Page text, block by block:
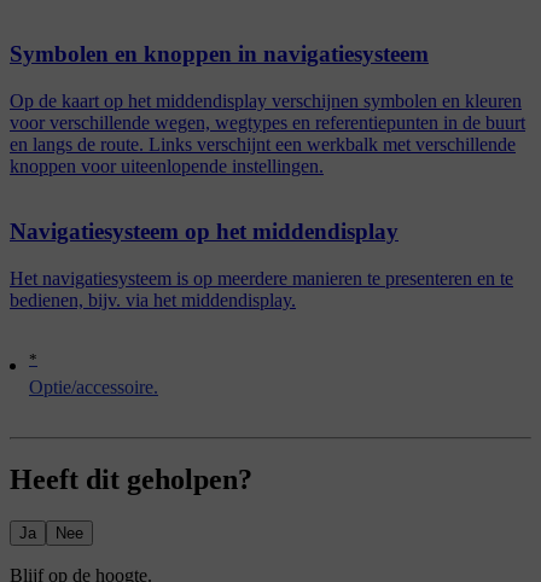
*
Optie/accessoire.
Symbolen en knoppen in navigatiesysteem
Op de kaart op het middendisplay verschijnen symbolen en kleuren
voor verschillende wegen, wegtypes en referentiepunten in de buurt
en langs de route. Links verschijnt een werkbalk met verschillende
knoppen voor uiteenlopende instellingen.
Navigatiesysteem op het middendisplay
Het navigatiesysteem is op meerdere manieren te presenteren en te
bedienen, bijv. via het middendisplay.
Heeft dit geholpen?
Ja Nee